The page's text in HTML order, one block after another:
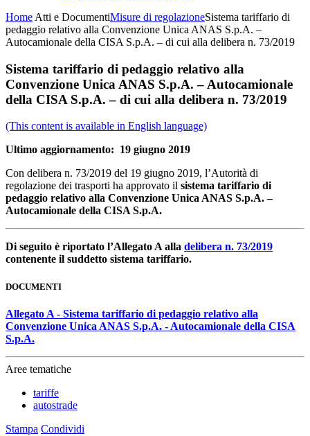
Home Atti e DocumentiMisure di regolazioneSistema tariffario di
pedaggio relativo alla Convenzione Unica ANAS S.p.A. –
Autocamionale della CISA S.p.A. – di cui alla delibera n. 73/2019
Sistema tariffario di pedaggio relativo alla
Convenzione Unica ANAS S.p.A. – Autocamionale
della CISA S.p.A. – di cui alla delibera n. 73/2019
(This content is available in English language)
Ultimo aggiornamento: 19 giugno 2019
Con delibera n. 73/2019 del 19 giugno 2019, l’Autorità di
regolazione dei trasporti ha approvato il sistema tariffario di
pedaggio relativo alla Convenzione Unica ANAS S.p.A. –
Autocamionale della CISA S.p.A.
Di seguito è riportato l’Allegato A alla delibera n. 73/2019
contenente il suddetto sistema tariffario.
DOCUMENTI
Allegato A - Sistema tariffario di pedaggio relativo alla
Convenzione Unica ANAS S.p.A. - Autocamionale della CISA
S.p.A.
Aree tematiche
tariffe
autostrade
Stampa Condividi